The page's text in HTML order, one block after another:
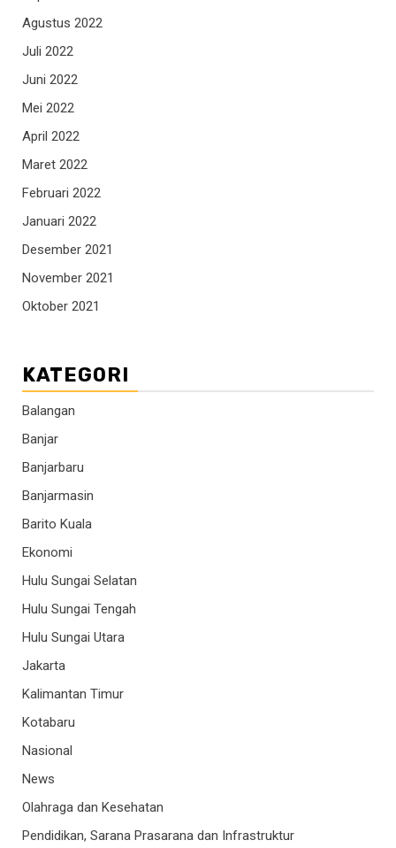
Agustus 2022
Juli 2022
Juni 2022
Mei 2022
April 2022
Maret 2022
Februari 2022
Januari 2022
Desember 2021
November 2021
Oktober 2021
KATEGORI
Balangan
Banjar
Banjarbaru
Banjarmasin
Barito Kuala
Ekonomi
Hulu Sungai Selatan
Hulu Sungai Tengah
Hulu Sungai Utara
Jakarta
Kalimantan Timur
Kotabaru
Nasional
News
Olahraga dan Kesehatan
Pendidikan, Sarana Prasarana dan Infrastruktur